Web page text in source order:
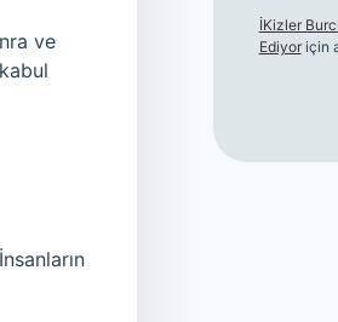
ve
İKizler
Ediyoriçin